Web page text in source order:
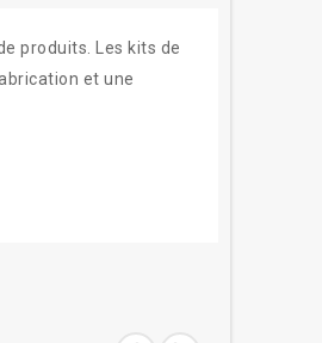
produits. Les kits de
et une